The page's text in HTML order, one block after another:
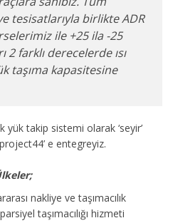
tesisatlarıyla birlikte ADR
ile +25 ila -25
2 farklı derecelerde ısı
taşıma kapasitesine
takip sistemi olarak ‘seyir’
e entegreyiz.
nakliye ve taşımacılık
taşımacılığı hizmeti